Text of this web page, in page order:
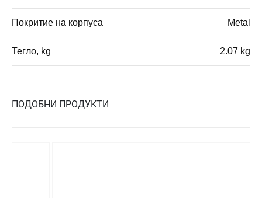
Покритие на корпуса Metal
Тегло, kg 2.07 kg
ПОДОБНИ ПРОДУКТИ